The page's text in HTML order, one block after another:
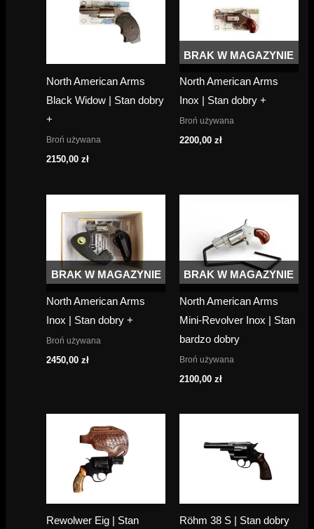
North American Arms
Black Widow | Stan dobry
+
Broń używana
2150,00zł
BRAK W MAGAZYNIE
North American Arms
Inox | Stan dobry +
Broń używana
2200,00 zł
BRAK W MAGAZYNIE
North American Arms
Inox | Stan dobry +
Broń używana
2450,00zł
BRAK W MAGAZYNIE
North American Arms
Mini-Revolver Inox | Stan
bardzo dobry
Broń używana
2100,00 zł
Rewolwer Eig | Stan
Röhm 38 S | Stan dobry